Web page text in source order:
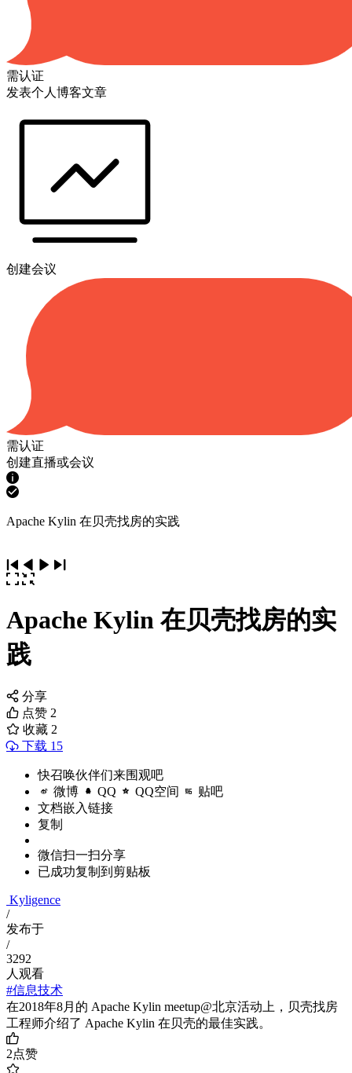
需认证
发表个人博客文章
创建会议
需认证
创建直播或会议
Apache Kylin 在贝壳找房的实践
Apache Kylin 在贝壳找房的实
践
分享
点赞 2
收藏 2
下载 15
快召唤伙伴们来围观吧
微博 QQ QQ空间 贴吧
文档嵌入链接
复制
微信扫一扫分享
已成功复制到剪贴板
Kyligence
/
发布于
/
3292
人观看
#信息技术
在2018年8月的 Apache Kylin meetup@北京活动上，贝壳找房
工程师介绍了 Apache Kylin 在贝壳的最佳实践。
2点赞